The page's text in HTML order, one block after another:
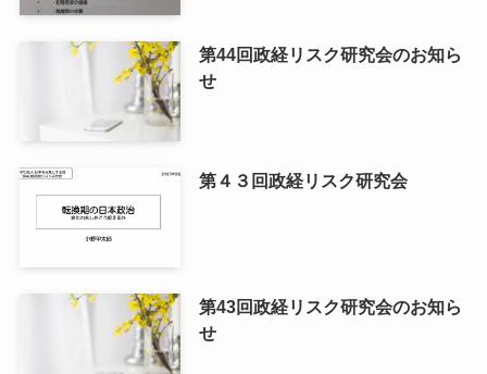
第44回政経リスク研究会のお知ら
せ
第４３回政経リスク研究会
第43回政経リスク研究会のお知ら
せ